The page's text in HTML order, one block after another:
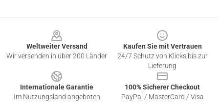
Weltweiter Versand
Wir versenden in über 200 Länder
Kaufen Sie mit Vertrauen
24/7 Schutz von Klicks bis zur
Lieferung
Internationale Garantie
Im Nutzungsland angeboten
100% Sicherer Checkout
PayPal / MasterCard / Visa